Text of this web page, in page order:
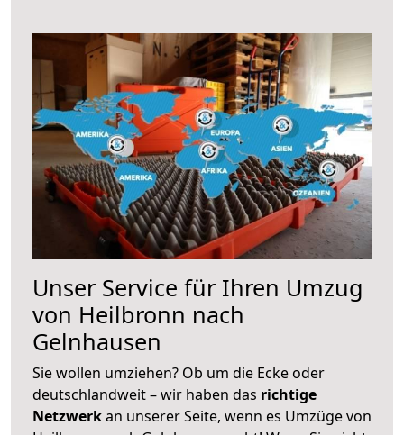
Unser Service für Ihren Umzug
von Heilbronn nach
Gelnhausen
Sie wollen umziehen? Ob um die Ecke oder
deutschlandweit – wir haben das richtige
Netzwerkan unserer Seite, wenn es Umzüge von